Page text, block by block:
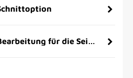
für die Seitenflächen